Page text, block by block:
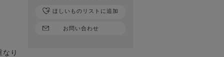
り
お問い合わせ
ほしいものリストに追加